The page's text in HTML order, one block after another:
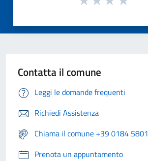
Contatta il comune
Leggi le domande frequenti
Richiedi Assistenza
Chiama il comune +39 0184 5801
Prenota un appuntamento